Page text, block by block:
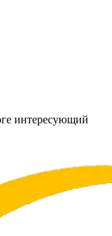
интересующий